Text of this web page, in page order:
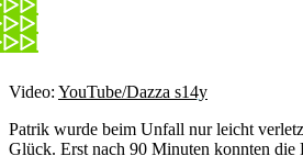
Video: YouTube/Dazza s14y
Patrik wurde beim Unfall nur leicht
Glück. Erst nach 90 Minuten konnten die